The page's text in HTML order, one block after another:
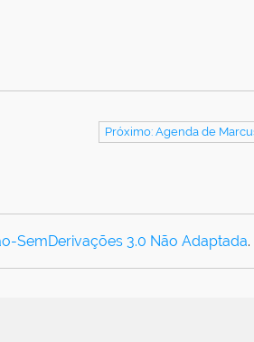
Próximo: Agenda de
SemDerivações 3.0 Não Adaptada.